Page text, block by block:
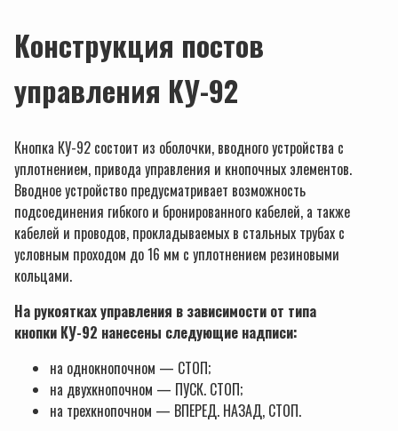
Конструкция постов
управления КУ-92
Кнопка КУ-92 состоит из оболочки, вводного устройства с
уплотнением, привода управления и кнопочных элементов.
Вводное устройство предусматривает возможность
подсоединения гибкого и бронированного кабелей, а также
кабелей и проводов, прокладываемых в стальных трубах с
условным проходом до 16 мм с уплотнением резиновыми
кольцами.
На рукоятках управления в зависимости от типа
кнопки КУ-92 нанесены следующие надписи:
на однокнопочном — СТОП;
на двухкнопочном — ПУСК. СТОП;
на трехкнопочном — ВПЕРЕД. НАЗАД, СТОП.